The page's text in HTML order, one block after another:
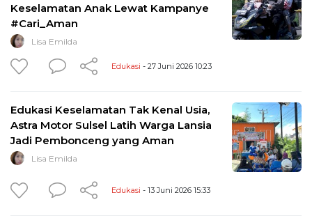
Keselamatan Anak Lewat Kampanye
#Cari_Aman
Lisa Emilda
Edukasi - 27 Juni 2026 10:23
Edukasi Keselamatan Tak Kenal Usia,
Astra Motor Sulsel Latih Warga Lansia
Jadi Pembonceng yang Aman
Lisa Emilda
Edukasi - 13 Juni 2026 15:33